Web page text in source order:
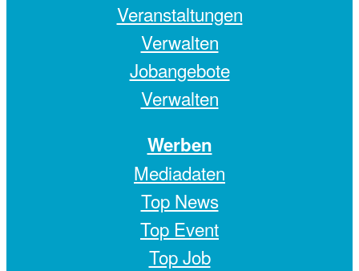
Veranstaltungen
Verwalten
Jobangebote
Verwalten
Werben
Mediadaten
Top News
Top Event
Top Job